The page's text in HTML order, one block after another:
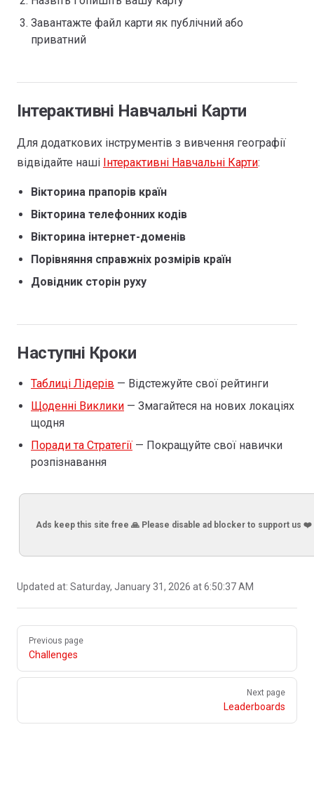
Завантажте файл карти як публічний або
приватний
Інтерактивні Навчальні Карти
Для додаткових інструментів з вивчення географії
відвідайте наші Інтерактивні Навчальні Карти:
Вікторина прапорів країн
Вікторина телефонних кодів
Вікторина інтернет-доменів
Порівняння справжніх розмірів країн
Довідник сторін руху
Наступні Кроки
Таблиці Лідерів — Відстежуйте свої рейтинги
Щоденні Виклики — Змагайтеся на нових локаціях
щодня
Поради та Стратегії — Покращуйте свої навички
розпізнавання
Ads keep this site free 🙏 Please disable ad blocker to support us ❤️
Updated at: Saturday, January 31, 2026 at 6:50:37 AM
Pager
Previous page
Challenges
Next page
Leaderboards